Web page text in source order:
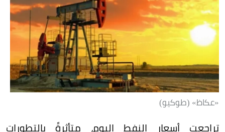
«عكاظ» (طوكيو)
تراجعت أسعار النفط اليوم، متأثرةً بالتطورات